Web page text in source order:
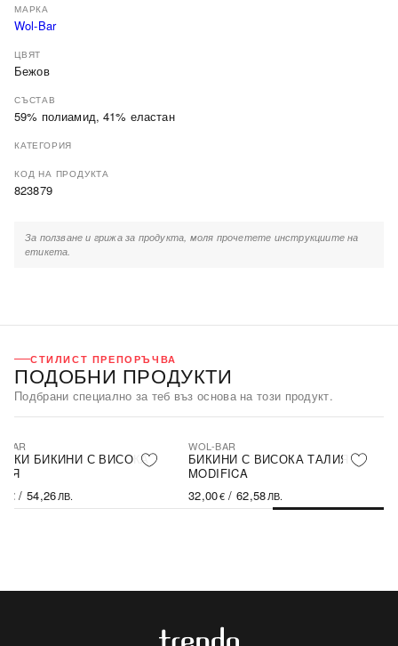
МАРКА
Wol-Bar
ЦВЯТ
Бежов
СЪСТАВ
59% полиамид, 41% еластан
КАТЕГОРИЯ
КОД НА ПРОДУКТА
823879
За ползване и грижа за продукта, моля прочетете инструкциите на
етикета.
СТИЛИСТ ПРЕПОРЪЧВА
ПОДОБНИ ПРОДУКТИ
Подбрани специално за теб въз основа на този продукт.
BAR
БИКИНИ С ВИСОКА
€/ 54,26ЛВ.
WOL-BAR
БИКИНИ С ВИСОКА ТАЛИЯ
MODIFICA
32,00€/ 62,58ЛВ.